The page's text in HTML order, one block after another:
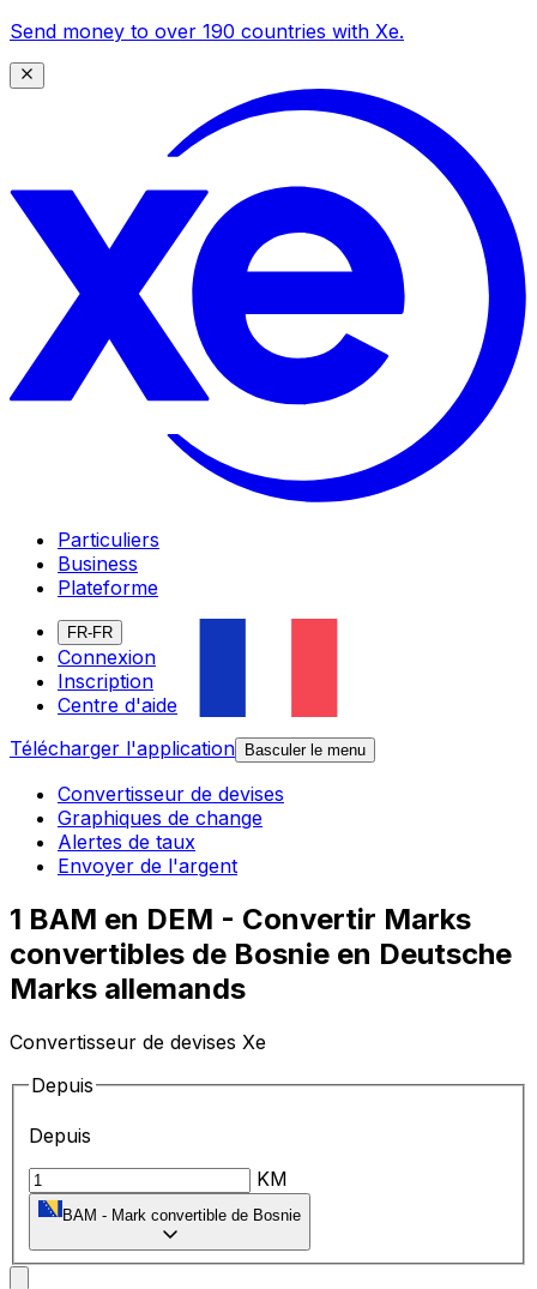
Send money to over 190 countries with Xe.
Particuliers
Business
Plateforme
FR-FR
Connexion
Inscription
Centre d'aide
Télécharger l'application
Basculer le menu
Convertisseur de devises
Graphiques de change
Alertes de taux
Envoyer de l'argent
1 BAM en DEM - Convertir Marks
convertibles de Bosnie en Deutsche
Marks allemands
Convertisseur de devises Xe
Depuis
Depuis
KM
BAM - Mark convertible de Bosnie